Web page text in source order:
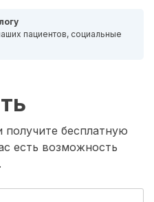
пациентов, социальные
получите бесплатную
есть возможность